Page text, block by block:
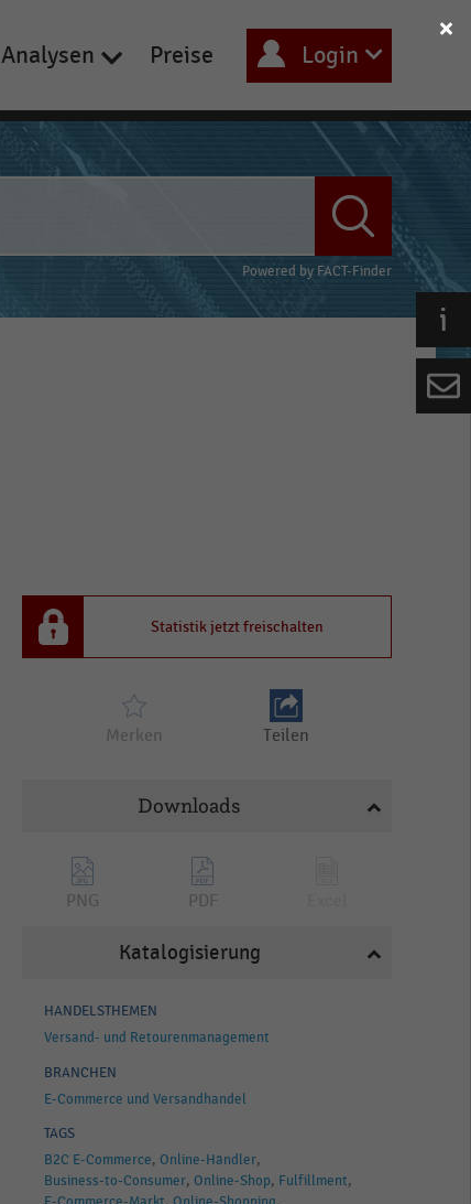
Analysen Preise Login
Powered by FACT-Finder
Statistik jetzt freischalten
Merken Teilen
Downloads
PNG PDF
Katalogisierung
HANDELSTHEMEN
Versand- und Retourenmanagement
BRANCHEN
E-Commerce und Versandhandel
TAGS
B2C E-Commerce Online-Händler
Business-to-Consumer Online-Shop Fulfillment